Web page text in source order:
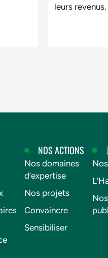
leurs
NOS ACTIONS
Nos domaines
d’expertise
Nos projets
Convaincre
Sensibiliser
Nos